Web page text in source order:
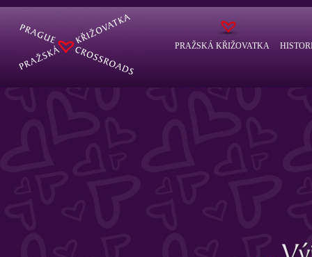
PRAŽSKÁ KŘIŽOVATKA